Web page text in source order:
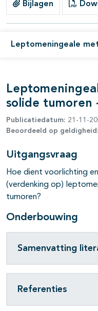
Bijlagen
Leptomeningeale
open- en
solide tumoren
Publicatiedatum: 21-11-
Beoordeeld op geldigheid:
Uitgangsvraag
Hoe dient voorlichting
(verdenking op)
tumoren?
Onderbouwing
Samenvatting
Referenties